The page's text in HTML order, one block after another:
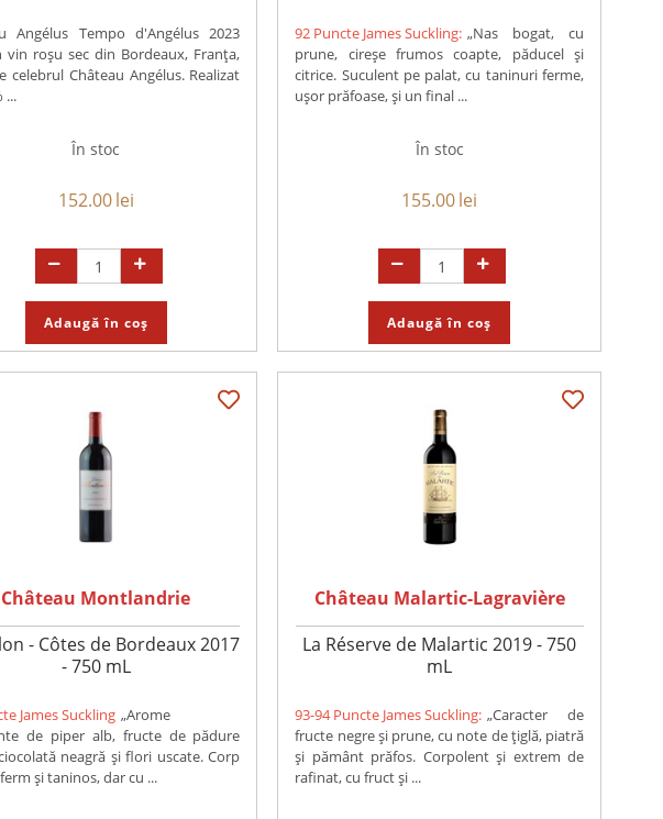
Angélus Tempo d'Angélus 2023
vin roșu sec din Bordeaux, Franța,
celebrul Château Angélus. Realizat
...
În stoc
152.00lei
Adaugă în coș
92 Puncte James Suckling: „Nas bogat, cu
prune, cireșe frumos coapte, păducel și
citrice. Suculent pe palat, cu taninuri ferme,
ușor prăfoase, și un final ...
În stoc
155.00lei
Adaugă în coș
Château Montlandrie
- Côtes de Bordeaux 2017
- 750 mL
James Suckling „Arome
de piper alb, fructe de pădure
neagră și flori uscate. Corp
și taninos, dar cu ...
Château Malartic-Lagravière
La Réserve de Malartic 2019 - 750
mL
93-94 Puncte James Suckling: „Caracter de
fructe negre și prune, cu note de țiglă, piatră
și pământ prăfos. Corpolent și extrem de
rafinat, cu fruct și ...